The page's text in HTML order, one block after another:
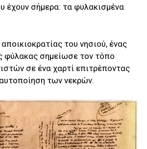
έχουν σήμερα: τα φυλακισμένα
του νησιού, ένας
φύλακας σημείωσε τον τόπο
σε ένα χαρτί επιτρέποντας
των νεκρών.